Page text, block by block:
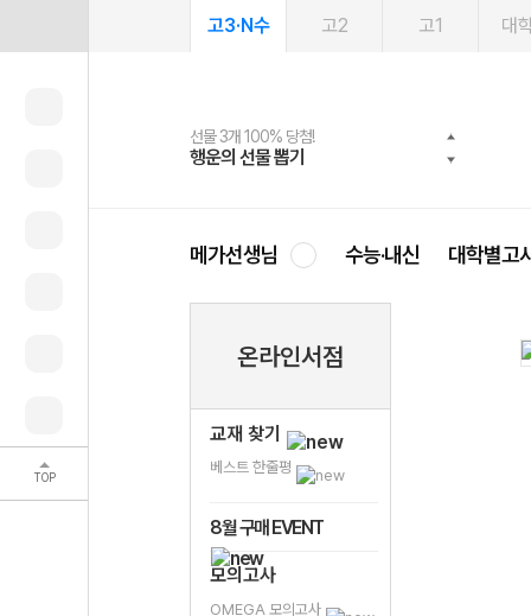
TOP
고3·N수 고2 고1 대
선물 3개 100% 당첨!
행운의 선물 뽑기
선물 100% 증정!
메가스터디 X 올리브
여름방학 스터디 캐시백
메가런 썸머스쿨
2027 러셀 단과
강사 공개선발
스마트러닝앱
설문 EVENT
메가패스
3일 무료 체험권
메가패스 수강생 무료혜택!
메가클럽 멤버십
사회공헌 캠페인
희망이룸 메가나눔
메가선생님 수능·내신 대학별고
온라인서점
교재 찾기
베스트 한줄평
8월 구매 EVENT
모의고사
OMEGA 모의고사